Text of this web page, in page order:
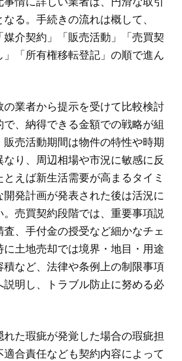
る。手続きの流れは概して、
媒介契約」「販売活動」「売買契
」「所有権移転登記」の順で進ん
の業者から提示を受けて比較検討
、納得できる金額での戦略が組
販売活動期間は物件の特性や時期
り、周辺相場や市況に敏感に反
えば新生活需要が高まるタイミ
開発計画が発表された後は活況に
。売買契約段階では、重要事項説
査、手付金の授受など細かなチェ
に土地売却では境界・地目・用途
積など、法律や条例上の制限事項
説明し、トラブル防止に努める必
れた瑕疵が発覚した場合の瑕疵担
合責任なども契約内容によって